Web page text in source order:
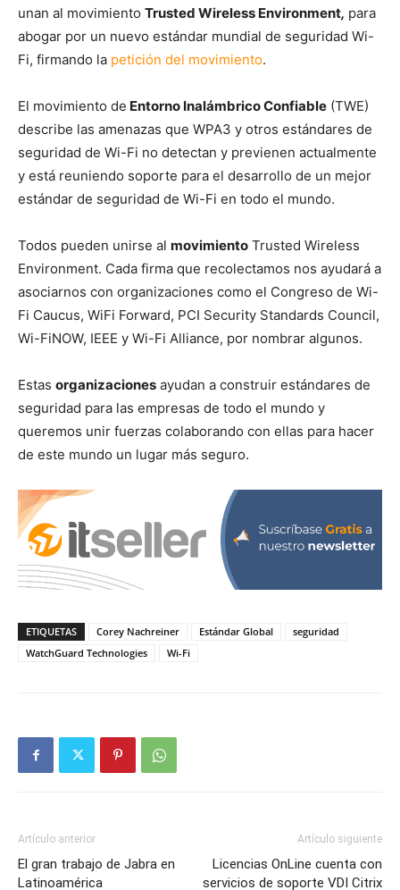
unan al movimiento Trusted Wireless Environment, para
abogar por un nuevo estándar mundial de seguridad Wi-
Fi, firmando la petición del movimiento.
El movimiento de Entorno Inalámbrico Confiable (TWE)
describe las amenazas que WPA3 y otros estándares de
seguridad de Wi-Fi no detectan y previenen actualmente
y está reuniendo soporte para el desarrollo de un mejor
estándar de seguridad de Wi-Fi en todo el mundo.
Todos pueden unirse al movimiento Trusted Wireless
Environment. Cada firma que recolectamos nos ayudará a
asociarnos con organizaciones como el Congreso de Wi-
Fi Caucus, WiFi Forward, PCI Security Standards Council,
Wi-FiNOW, IEEE y Wi-Fi Alliance, por nombrar algunos.
Estas organizaciones ayudan a construir estándares de
seguridad para las empresas de todo el mundo y
queremos unir fuerzas colaborando con ellas para hacer
de este mundo un lugar más seguro.
ETIQUETAS Corey Nachreiner Estándar Global
seguridad
WatchGuard Technologies
Wi-Fi
Artículo anterior
El gran trabajo de Jabra en
Latinoamérica
Artículo siguiente
Licencias OnLine cuenta con
servicios de soporte VDI Citrix